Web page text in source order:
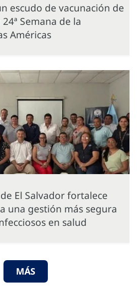
escudo de vacunación de
Semana de la
Américas
El Salvador fortalece
una gestión más segura
en salud
MÁS